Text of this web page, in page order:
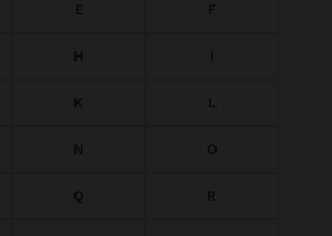
E F
H
K L
N O
Q R